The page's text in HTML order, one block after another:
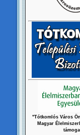
"Tótkomlós Város
Magyar